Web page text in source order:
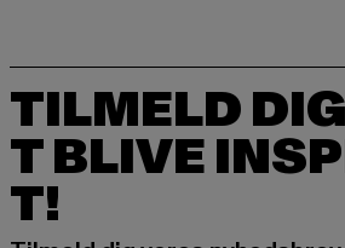
TILMELD
T BLIVE
T!